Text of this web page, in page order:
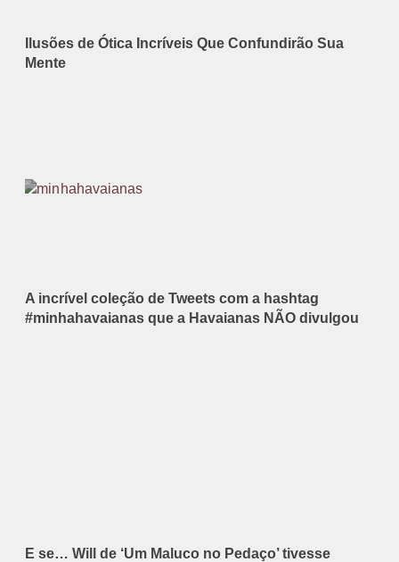
Ilusões de Ótica Incríveis Que Confundirão Sua
Mente
A incrível coleção de Tweets com a hashtag
#minhahavaianas que a Havaianas NÃO divulgou
E se… Will de ‘Um Maluco no Pedaço’ tivesse